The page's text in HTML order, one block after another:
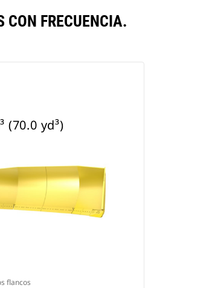
CON FRECUENCIA.
(70.0 yd³)
flancos